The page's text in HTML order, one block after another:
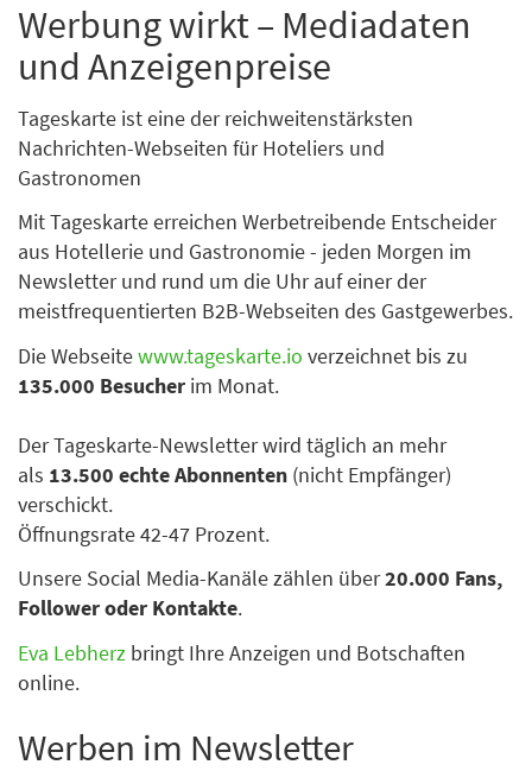
Werbung wirkt – Mediadaten
und Anzeigenpreise
Tageskarte ist eine der reichweitenstärksten
Nachrichten-Webseiten für Hoteliers und
Gastronomen
Mit Tageskarte erreichen Werbetreibende Entscheider
aus Hotellerie und Gastronomie - jeden Morgen im
Newsletter und rund um die Uhr auf einer der
meistfrequentierten B2B-Webseiten des Gastgewerbes.
Die Webseitewww.tageskarte.io verzeichnet bis zu
135.000 Besucher im Monat.
Der Tageskarte-Newsletter wird täglich an mehr
als 13.500 echte Abonnenten (nicht Empfänger)
verschickt.
Öffnungsrate 42-47 Prozent.
Unsere Social Media-Kanäle zählen über20.000 Fans,
Follower oder Kontakte.
Eva Lebherz bringt Ihre Anzeigen und Botschaften
online.
Werben im Newsletter